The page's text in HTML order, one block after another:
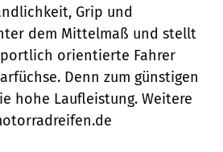
Grip und
dem Mittelmaß und stellt
orientierte Fahrer
Denn zum günstigen
hohe Laufleistung. Weitere